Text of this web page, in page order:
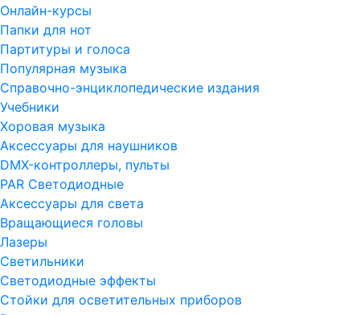
Онлайн-курсы
Папки для нот
Партитуры и голоса
Популярная музыка
Справочно-энциклопедические издания
Учебники
Хоровая музыка
Аксессуары для наушников
DMX-контроллеры, пульты
PAR Светодиодные
Аксессуары для света
Вращающиеся головы
Лазеры
Светильники
Светодиодные эффекты
Стойки для осветительных приборов